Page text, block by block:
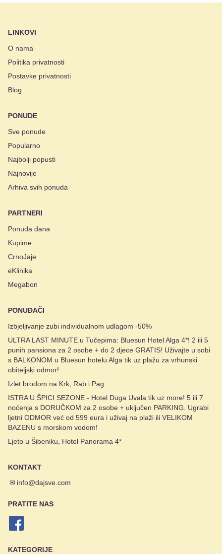
LINKOVI
O nama
Politika privatnosti
Postavke privatnosti
Blog
PONUDE
Sve ponude
Popularno
Najbolji popusti
Najnovije
Arhiva svih ponuda
PARTNERI
Ponuda dana
Kupime
CrnoJaje
eKlinika
Megabon
PONUĐAČI
Izbjeljivanje zubi individualnom udlagom -50%
ULTRA LAST MINUTE u Tučepima: Bluesun Hotel Alga 4*! 2 ili 5
punih pansiona za 2 osobe + do 2 djece GRATIS! Uživajte u sobi
s BALKONOM u Bluesun hotelu Alga tik uz plažu za vrhunski
obiteljski odmor!
Izlet brodom na Krk, Rab i Pag
ISTRA U ŠPICI SEZONE - Hotel Duga Uvala tik uz more! 5 ili 7
noćenja s DORUČKOM za 2 osobe + uključen PARKING. Ugrabi
ljetni ODMOR već od 599 eura i uživaj na plaži ili VELIKOM
BAZENU s morskom vodom!
Ljeto u Šibeniku, Hotel Panorama 4*
KONTAKT
✉ info@dajsve.com
PRATITE NAS
KATEGORIJE